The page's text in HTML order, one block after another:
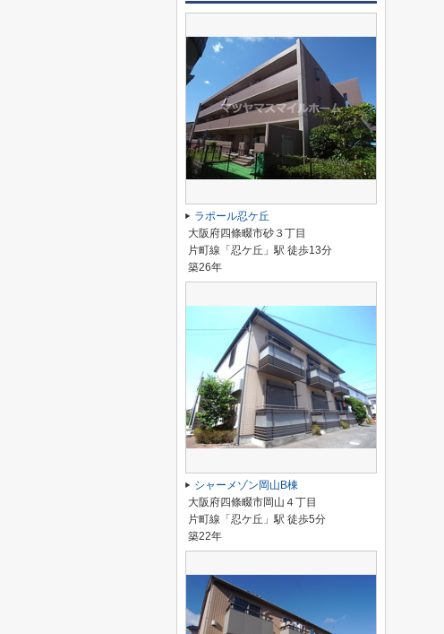
ラポール忍ケ丘
大阪府四條畷市砂３丁目
片町線「忍ケ丘」駅 徒歩13分
築26年
シャーメゾン岡山B棟
大阪府四條畷市岡山４丁目
片町線「忍ケ丘」駅 徒歩5分
築22年